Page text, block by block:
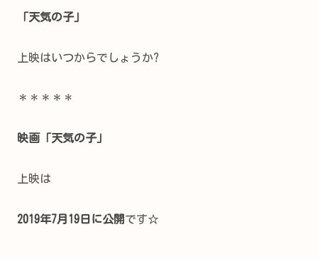
「天気の子」
上映はいつからでしょうか?
＊＊＊＊＊
映画「天気の子」
上映は
2019年7月19日に公開 です☆